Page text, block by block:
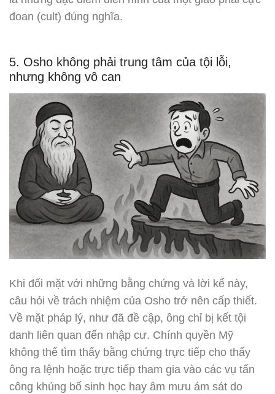
đoan (cult) đúng nghĩa.
5. Osho không phải trung tâm của tội lỗi,
nhưng không vô can
Khi đối mặt với những bằng chứng và lời kể này,
câu hỏi về trách nhiệm của Osho trở nên cấp thiết.
Về mặt pháp lý, như đã đề cập, ông chỉ bị kết tội
danh liên quan đến nhập cư. Chính quyền Mỹ
không thể tìm thấy bằng chứng trực tiếp cho thấy
ông ra lệnh hoặc trực tiếp tham gia vào các vụ tấn
công khủng bố sinh học hay âm mưu ám sát do